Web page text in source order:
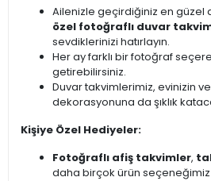
Ailenizle geçirdiğiniz en güzel
özel fotoğraflı duvar
sevdiklerinizi hatırlayın.
Her ay farklı bir fotoğraf
getirebilirsiniz.
Duvar takvimlerimiz, evinizin
dekorasyonuna da şıklık
Kişiye Özel Hediyeler:
Fotoğraflı afiş takvimler,
daha birçok ürün